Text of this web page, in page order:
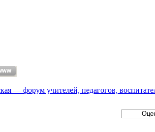
— форум учителей, педагогов,